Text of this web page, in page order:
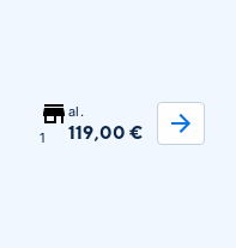
1
al.
119,00 €